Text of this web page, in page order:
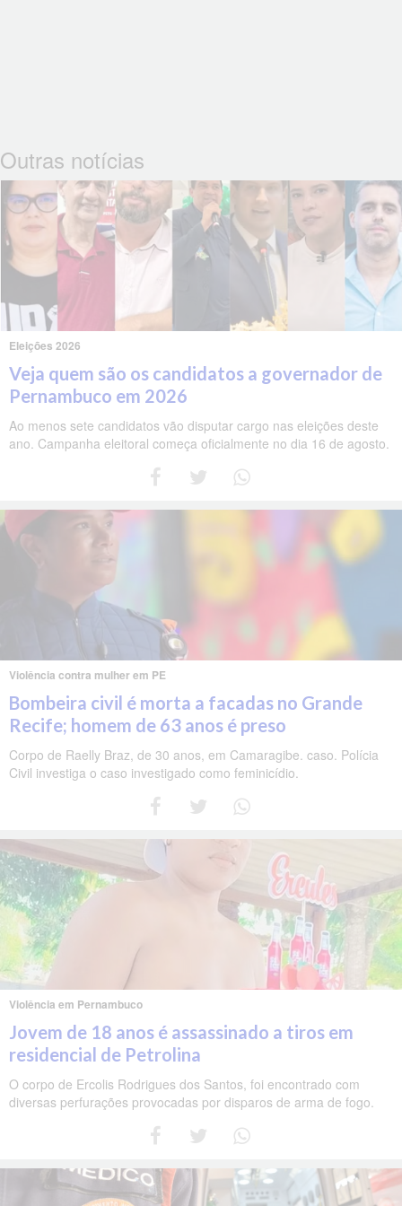
Outras notícias
Eleições 2026
Veja quem são os candidatos a governador de
Pernambuco em 2026
Ao menos sete candidatos vão disputar cargo nas eleições deste
ano. Campanha eleitoral começa oficialmente no dia 16 de agosto.
Violência contra mulher em PE
Bombeira civil é morta a facadas no Grande
Recife; homem de 63 anos é preso
Corpo de Raelly Braz, de 30 anos, em Camaragibe. caso. Polícia
Civil investiga o caso investigado como feminicídio.
Violência em Pernambuco
Jovem de 18 anos é assassinado a tiros em
residencial de Petrolina
O corpo de Ercolis Rodrigues dos Santos, foi encontrado com
diversas perfurações provocadas por disparos de arma de fogo.